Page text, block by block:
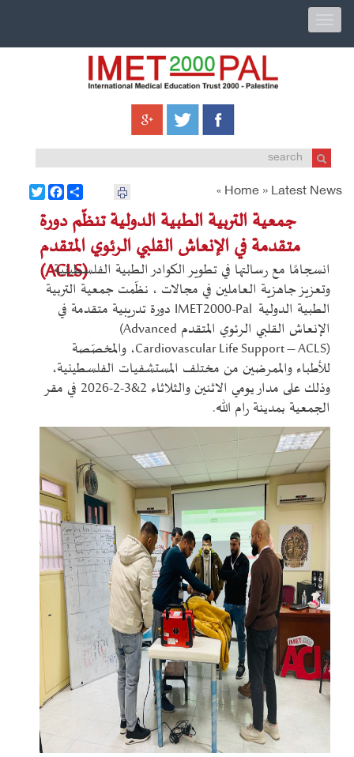
Home » Latest News
»
Twitter
FacebookShare
جمعية التربية الطبية الدولية تنظّم دورة
متقدمة في الإنعاش القلبي الرئوي المتقدم
(ACLS)
انسجامًا مع رسالتها في تطوير الكوادر الطبية الفلسطينية
وتعزيز جاهزية العاملين في مجالات ، نظّمت جمعية التربية
الطبية الدولية IMET2000-Pal دورة تدريبية متقدمة في
الإنعاش القلبي الرئوي المتقدم (Advanced
Cardiovascular Life Support – ACLS)، والمخصّصة
للأطباء والممرضين من مختلف المستشفيات الفلسطينية،
وذلك على مدار يومي الاثنين والثلاثاء 2&3-2-2026 في مقر
الجمعية بمدينة رام الله.